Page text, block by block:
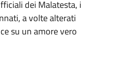
dei Malatesta, i
a volte alterati
su un amore vero